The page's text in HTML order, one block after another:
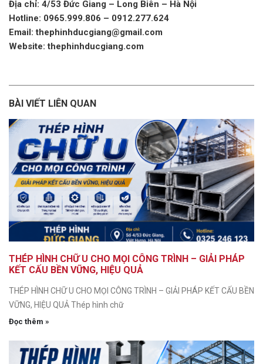
Địa chỉ: 4/53 Đức Giang – Long Biên – Hà Nội
Hotline: 0965.999.806 – 0912.277.624
Email: thephinhducgiang@gmail.com
Website: thephinhducgiang.com
BÀI VIẾT LIÊN QUAN
THÉP HÌNH CHỮ U CHO MỌI CÔNG TRÌNH – GIẢI PHÁP
KẾT CẤU BỀN VỮNG, HIỆU QUẢ
THÉP HÌNH CHỮ U CHO MỌI CÔNG TRÌNH – GIẢI PHÁP KẾT CẤU BỀN
VỮNG, HIỆU QUẢ Thép hình chữ
Đọc thêm »